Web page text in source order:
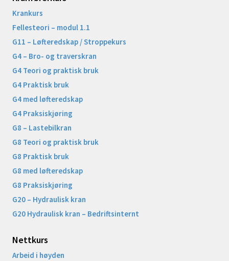
Krankurs
Fellesteori – modul 1.1
G11 – Løfteredskap / Stroppekurs
G4 – Bro- og traverskran
G4 Teori og praktisk bruk
G4 Praktisk bruk
G4 med løfteredskap
G4 Praksiskjøring
G8 – Lastebilkran
G8 Teori og praktisk bruk
G8 Praktisk bruk
G8 med løfteredskap
G8 Praksiskjøring
G20 – Hydraulisk kran
G20 Hydraulisk kran – Bedriftsinternt
Nettkurs
Arbeid i høyden